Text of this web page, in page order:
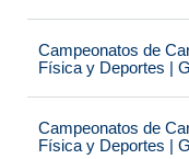
Campeonatos de
Física y Deportes |
Campeonatos de
Física y Deportes |